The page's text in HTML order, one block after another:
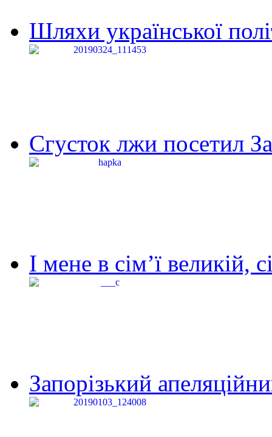
Шляхи української
Сгусток лжи посетил
І мене в сім’ї великій,
Запорізький